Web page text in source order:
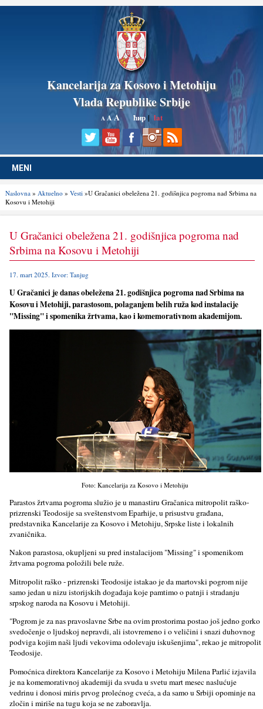
Kancelarija za Kosovo i Metohiju
Vlada Republike Srbije
A AA ћир|lat
MENI
Naslovna» Aktuelno» Vesti»U Gračanici obeležena 21. godišnjica pogroma nad Srbima na
Kosovu i Metohiji
U Gračanici obeležena 21. godišnjica pogroma nad
Srbima na Kosovu i Metohiji
17. mart 2025. Izvor: Tanjug
U Gračanici je danas obeležena 21. godišnjica pogroma nad Srbima na
Kosovu i Metohiji, parastosom, polaganjem belih ruža kod instalacije
"Missing" i spomenika žrtvama, kao i komemorativnom akademijom.
Foto: Kancelarija za Kosovo i Metohiju
Parastos žrtvama pogroma služio je u manastiru Gračanica mitropolit raško-
prizrenski Teodosije sa sveštenstvom Eparhije, u prisustvu građana,
predstavnika Kancelarije za Kosovo i Metohiju, Srpske liste i lokalnih
zvaničnika.
Nakon parastosa, okuplјeni su pred instalacijom "Missing" i spomenikom
žrtvama pogroma položili bele ruže.
Mitropolit raško - prizrenski Teodosije istakao je da martovski pogrom nije
samo jedan u nizu istorijskih događaja koje pamtimo o patnji i stradanju
srpskog naroda na Kosovu i Metohiji.
"Pogrom je za nas pravoslavne Srbe na ovim prostorima postao još jedno gorko
svedočenje o lјudskoj nepravdi, ali istovremeno i o veličini i snazi duhovnog
podviga kojim naši lјudi vekovima odolevaju iskušenjima", rekao je mitropolit
Teodosije.
Pomoćnica direktora Kancelarije za Kosovo i Metohiju Milena Parlić izjavila
je na komemorativnoj akademiji da svuda u svetu mart mesec naslućuje
vedrinu i donosi miris prvog prolećnog cveća, a da samo u Srbiji opominje na
zločin i miriše na tugu koja se ne zaboravlјa.